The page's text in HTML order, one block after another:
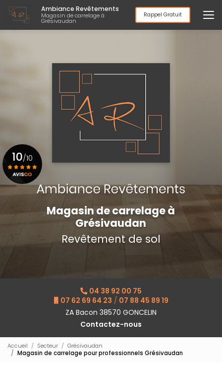
Aller
au
contenu
principal
Ambiance Revêtements
Magasin de carrelage à
Grésivaudan
Rappel Gratuit
Magasin de carrelage à
Grésivaudan
Revêtement de sol
04 38 92 00 75
07 62 69 64 23 / 07 88 45 89 19
ZA Bacon 38570 GONCELIN
Contactez-nous
10/10
Voir le certificat
Accueil Secteur
Grésivaudan
Magasin de carrelage pour professionnels Grésivaudan